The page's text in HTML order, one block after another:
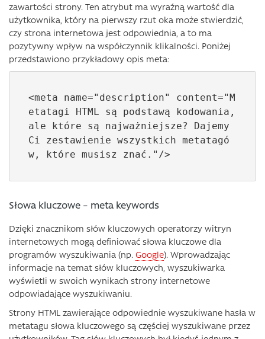
zawartości strony. Ten atrybut ma wyraźną wartość dla
użytkownika, który na pierwszy rzut oka może stwierdzić,
czy strona internetowa jest odpowiednia, a to ma
pozytywny wpływ na współczynnik klikalności. Poniżej
przedstawiono przykładowy opis meta:
<meta name="description" content="M
etatagi HTML są podstawą kodowania,
ale które są najważniejsze? Dajemy
Ci zestawienie wszystkich metatagó
w, które musisz znać."/>
Słowa kluczowe – meta keywords
Dzięki znacznikom słów kluczowych operatorzy witryn
internetowych mogą definiować słowa kluczowe dla
programów wyszukiwania (np. Google). Wprowadzając
informacje na temat słów kluczowych, wyszukiwarka
wyświetli w swoich wynikach strony internetowe
odpowiadające wyszukiwaniu.
Strony HTML zawierające odpowiednie wyszukiwane hasła w
metatagu słowa kluczowego są częściej wyszukiwane przez